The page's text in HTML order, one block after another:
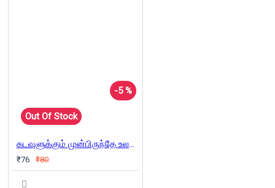
-5 %
Out Of Stock
கடவுளுக்கும் முன்பிருந்தே உலகம் இருக்கிறது
₹76 ₹80